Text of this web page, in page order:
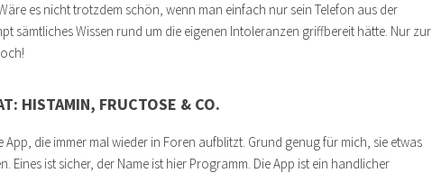
es nicht trotzdem schön, wenn man einfach nur sein Telefon aus der
sämtliches Wissen rund um die eigenen Intoleranzen griffbereit hätte. Nur zur
HISTAMIN, FRUCTOSE & CO.
App, die immer mal wieder in Foren aufblitzt. Grund genug für mich, sie etwas
Eines ist sicher, der Name ist hier Programm. Die App ist ein handlicher